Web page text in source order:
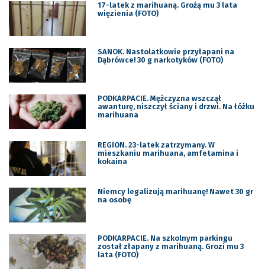
17-latek z marihuaną. Grożą mu 3 lata
więzienia (FOTO)
SANOK. Nastolatkowie przyłapani na
Dąbrówce! 30 g narkotyków (FOTO)
PODKARPACIE. Mężczyzna wszczął
awanturę, niszczył ściany i drzwi. Na łóżku
marihuana
REGION. 23-latek zatrzymany. W
mieszkaniu marihuana, amfetamina i
kokaina
Niemcy legalizują marihuanę! Nawet 30 gr
na osobę
PODKARPACIE. Na szkolnym parkingu
został złapany z marihuaną. Grozi mu 3
lata (FOTO)